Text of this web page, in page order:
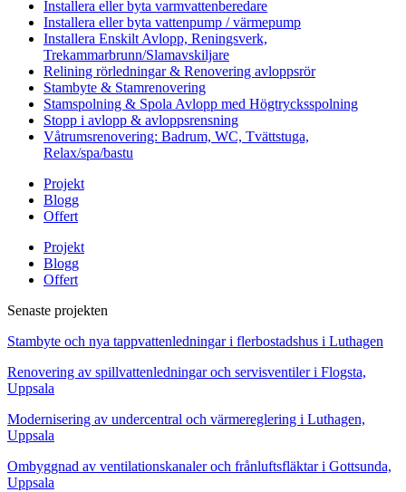
Installera eller byta varmvattenberedare
Installera eller byta vattenpump / värmepump
Installera Enskilt Avlopp, Reningsverk,
Trekammarbrunn/Slamavskiljare
Relining rörledningar & Renovering avloppsrör
Stambyte & Stamrenovering
Stamspolning & Spola Avlopp med Högtrycksspolning
Stopp i avlopp & avloppsrensning
Våtrumsrenovering: Badrum, WC, Tvättstuga,
Relax/spa/bastu
Projekt
Blogg
Offert
Projekt
Blogg
Offert
Senaste projekten
Stambyte och nya tappvattenledningar i flerbostadshus i Luthagen
Renovering av spillvattenledningar och servisventiler i Flogsta,
Uppsala
Modernisering av undercentral och värmereglering i Luthagen,
Uppsala
Ombyggnad av ventilationskanaler och frånluftsfläktar i Gottsunda,
Uppsala